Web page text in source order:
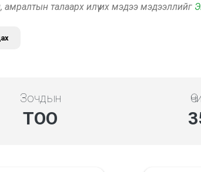
амралтын талаарх илүү их мэдээ мэдээллийг
Зочдын
ТОО